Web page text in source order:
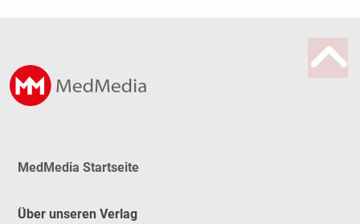
MedMedia Startseite
Über unseren Verlag